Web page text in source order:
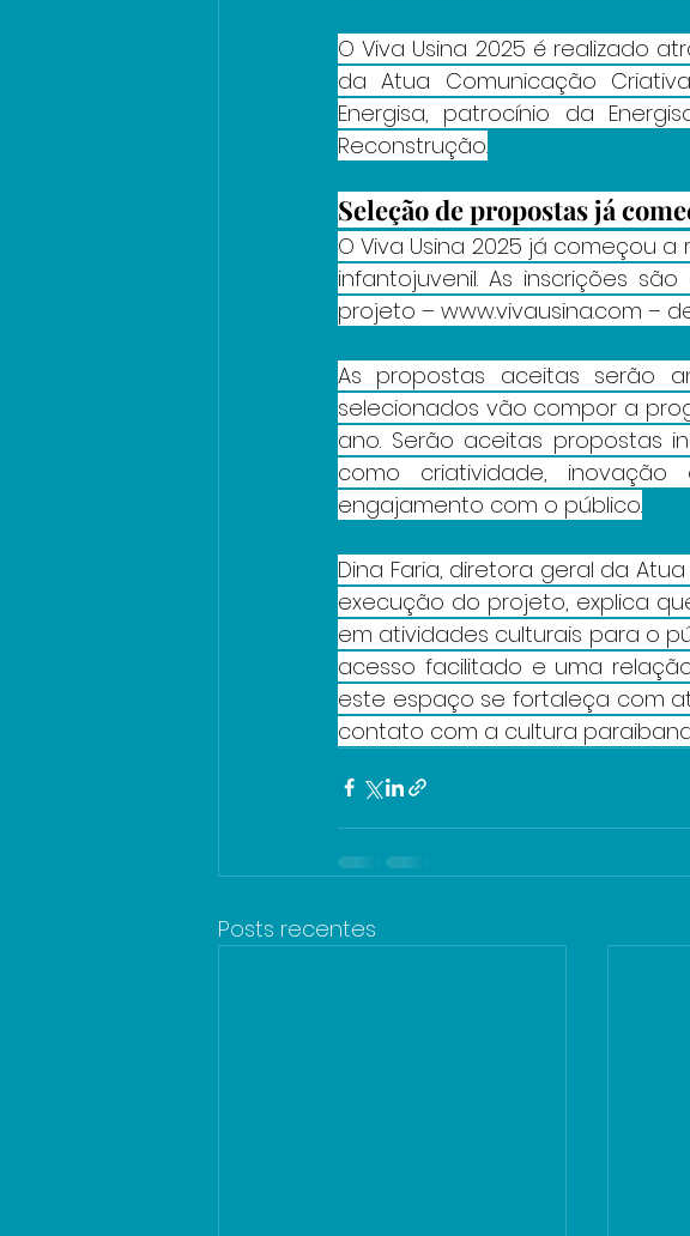
O Viva Usina 2025 é realizado
da Atua Comunicação
Energisa, patrocínio da
Reconstrução.
Seleção de propostas já
O Viva Usina 2025 já começou
infantojuvenil. As inscrições
projeto – www.vivausina.com –
As propostas aceitas serão
selecionados vão compor a
ano. Serão aceitas propostas
como criatividade,
engajamento com o público.
Dina Faria, diretora geral da
execução do projeto, explica
em atividades culturais para o
acesso facilitado e uma
este espaço se fortaleça com
contato com a cultura
Posts recentes